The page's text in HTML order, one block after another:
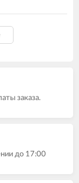
заказа.
до 17:00